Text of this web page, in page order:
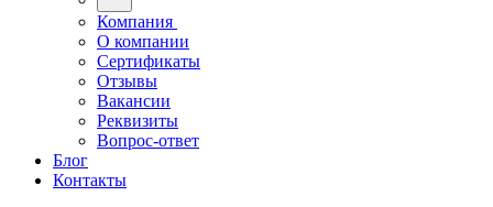
Компания
О компании
Сертификаты
Отзывы
Вакансии
Реквизиты
Вопрос-ответ
Блог
Контакты